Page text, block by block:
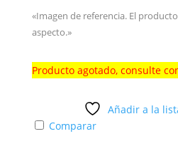
«Imagen de referencia. El
aspecto.»
Producto agotado, consulte
Añadir a la
Comparar